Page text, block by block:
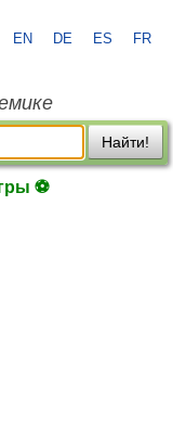
EN DE ES FR
Найти!
⚽